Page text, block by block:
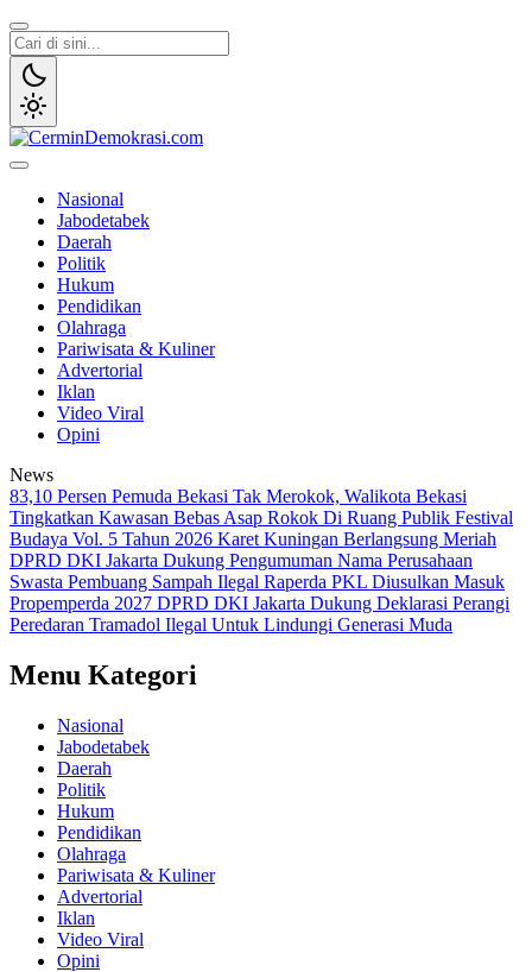
Lewati
ke
konten
Nasional
Jabodetabek
Daerah
Politik
Hukum
Pendidikan
Olahraga
Pariwisata & Kuliner
Advertorial
Iklan
Video Viral
Opini
News
83,10 Persen Pemuda Bekasi Tak Merokok, Walikota Bekasi
Tingkatkan Kawasan Bebas Asap Rokok Di Ruang Publik Festival
Budaya Vol. 5 Tahun 2026 Karet Kuningan Berlangsung Meriah
DPRD DKI Jakarta Dukung Pengumuman Nama Perusahaan
Swasta Pembuang Sampah Ilegal Raperda PKL Diusulkan Masuk
Propemperda 2027 DPRD DKI Jakarta Dukung Deklarasi Perangi
Peredaran Tramadol Ilegal Untuk Lindungi Generasi Muda
Menu Kategori
Nasional
Jabodetabek
Daerah
Politik
Hukum
Pendidikan
Olahraga
Pariwisata & Kuliner
Advertorial
Iklan
Video Viral
Opini